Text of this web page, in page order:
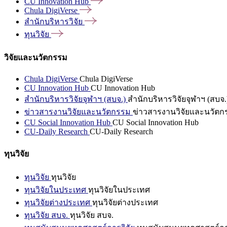
Chula DigiVerse
สำนักบริหารวิจัย
ทุนวิจัย
วิจัยและนวัตกรรม
Chula DigiVerse Chula DigiVerse
CU Innovation Hub CU Innovation Hub
สำนักบริหารวิจัยจุฬาฯ (สบจ.) สำนักบริหารวิจัยจุฬาฯ (สบจ
ข่าวสารงานวิจัยและนวัตกรรม ข่าวสารงานวิจัยและนวัตก
CU Social Innovation Hub CU Social Innovation Hub
CU-Daily Research CU-Daily Research
ทุนวิจัย
ทุนวิจัย ทุนวิจัย
ทุนวิจัยในประเทศ ทุนวิจัยในประเทศ
ทุนวิจัยต่างประเทศ ทุนวิจัยต่างประเทศ
ทุนวิจัย สบจ. ทุนวิจัย สบจ.